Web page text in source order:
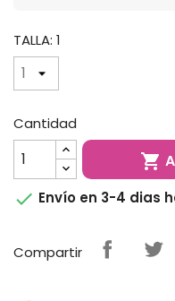
TALLA: 1
Cantidad

 Envío en 3-4 dias
Compartir